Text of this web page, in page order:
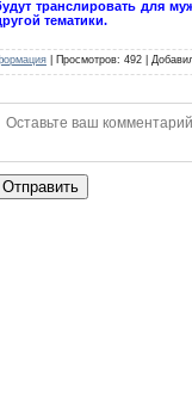
транслировать для
тематики.
Просмотров: 492
Отправить